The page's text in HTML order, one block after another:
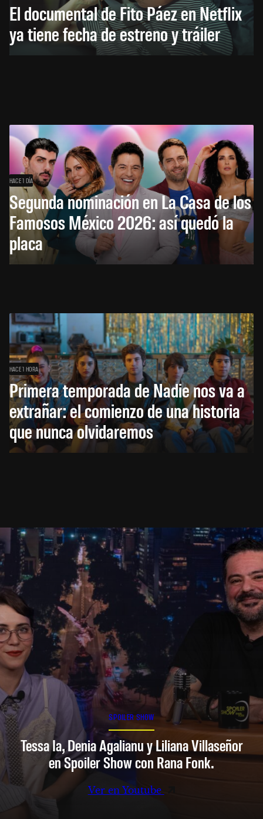
El documental de Fito Páez en Netflix
ya tiene fecha de estreno y tráiler
HACE 1 DÍA
Segunda nominación en La Casa de los
Famosos México 2026: así quedó la
placa
HACE 1 HORA
Primera temporada de Nadie nos va a
extrañar: el comienzo de una historia
que nunca olvidaremos
SPOILER SHOW
Tessa Ia, Denia Agalianu y Liliana Villaseñor
en Spoiler Show con Rana Fonk.
Ver en Youtube